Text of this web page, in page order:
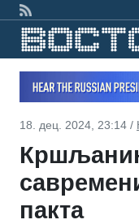
18. дец. 2024, 23:14 /
пакта